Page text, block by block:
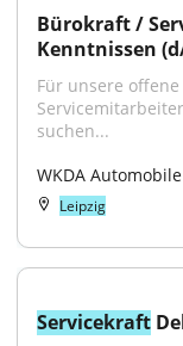
Bürokraft /
Kenntnissen
Für unsere
suchen...
WKDA Automobile
Leipzig
Servicekraft